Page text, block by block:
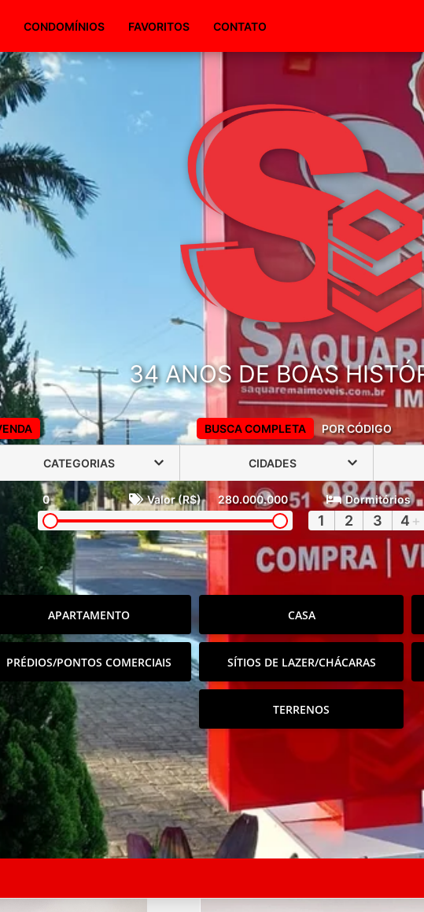
(51) 98495-1094
CONDOMÍNIOS FAVORITOS CONTATO
34 ANOS DE BOAS
BUSCA COMPLETA POR CÓDIGO
CATEGORIAS CIDADES
0 Valor (R$) 280.000.000 Dormitórios
1 2 3 4 +
APARTAMENTO CASA
PRÉDIOS/PONTOS COMERCIAIS SÍTIOS DE LAZER/CHÁCARAS
TERRENOS